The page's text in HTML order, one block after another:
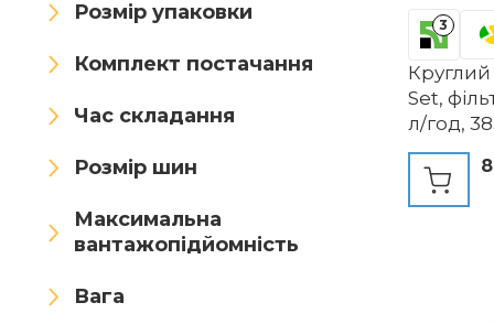
KIDVERSE Kinbolas
Konfidence Kosinso
Lergas Les-Theresa
LetsFunny
Little Dutch
Mesle MoKo Momevo
MT MALATEC
Розмір упаковки
Комплект постачання
Час складання
Розмір шин
Максимальна
вантажопідйомність
Вага
3
Set,
л/год,
см Ø
28122NP